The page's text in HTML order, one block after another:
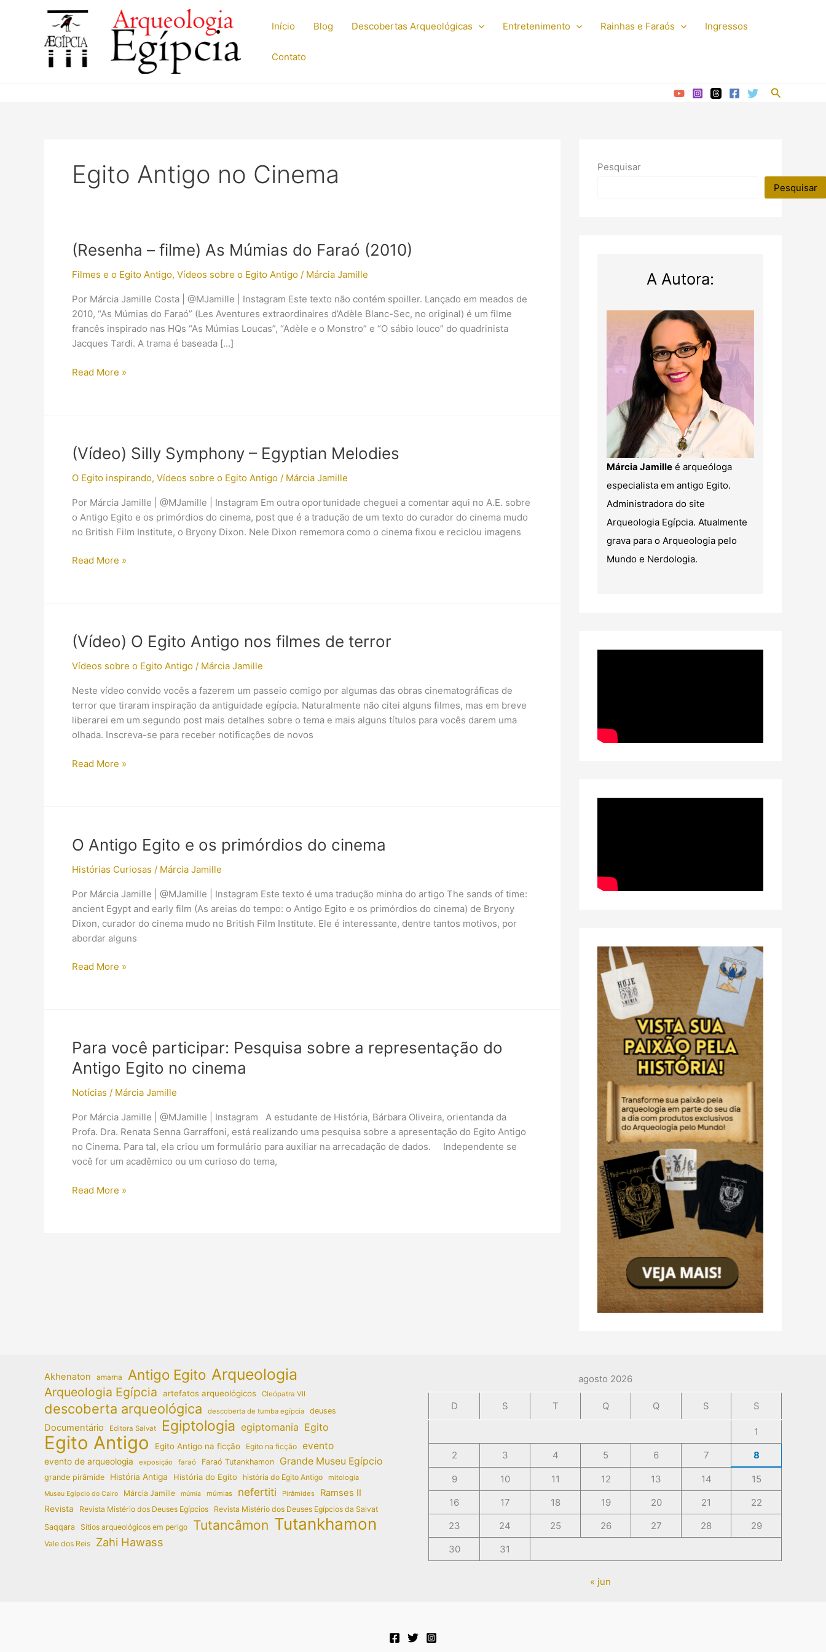
Início Blog Descobertas Arqueológicas Entretenimento Rainhas e Faraós Ingressos
Contato
Pesquisar
Egito Antigo no Cinema
(Resenha – filme) As Múmias do Faraó (2010)
Filmes e o Egito Antigo, Vídeos sobre o Egito Antigo / Márcia Jamille
Por Márcia Jamille Costa | @MJamille | Instagram Este texto não contém spoiller. Lançado em meados de
2010, “As Múmias do Faraó” (Les Aventures extraordinaires d’Adèle Blanc-Sec, no original) é um filme
francês inspirado nas HQs “As Múmias Loucas”, “Adèle e o Monstro” e “O sábio louco” do quadrinista
Jacques Tardi. A trama é baseada […]
(Resenha
do
Faraó
(2010)
Read More »
(Vídeo) Silly Symphony – Egyptian Melodies
O Egito inspirando, Vídeos sobre o Egito Antigo / Márcia Jamille
Por Márcia Jamille | @MJamille | Instagram Em outra oportunidade cheguei a comentar aqui no A.E. sobre
o Antigo Egito e os primórdios do cinema, post que é a tradução de um texto do curador do cinema mudo
no British Film Institute, o Bryony Dixon. Nele Dixon rememora como o cinema fixou e reciclou imagens
(Vídeo)
Melodies
Read More »
(Vídeo) O Egito Antigo nos filmes de terror
Vídeos sobre o Egito Antigo / Márcia Jamille
Neste vídeo convido vocês a fazerem um passeio comigo por algumas das obras cinematográficas de
terror que tiraram inspiração da antiguidade egípcia. Naturalmente não citei alguns filmes, mas em breve
liberarei em um segundo post mais detalhes sobre o tema e mais alguns títulos para vocês darem uma
olhada. Inscreva-se para receber notificações de novos
(Vídeo)
filmes
de
terror
Read More »
O Antigo Egito e os primórdios do cinema
Histórias Curiosas / Márcia Jamille
Por Márcia Jamille | @MJamille | Instagram Este texto é uma tradução minha do artigo The sands of time:
ancient Egypt and early film (As areias do tempo: o Antigo Egito e os primórdios do cinema) de Bryony
Dixon, curador do cinema mudo no British Film Institute. Ele é interessante, dentre tantos motivos, por
abordar alguns
O
primórdios
do
cinema
Read More »
Para você participar: Pesquisa sobre a representação do
Antigo Egito no cinema
Notícias / Márcia Jamille
Por Márcia Jamille | @MJamille | Instagram A estudante de História, Bárbara Oliveira, orientanda da
Profa. Dra. Renata Senna Garraffoni, está realizando uma pesquisa sobre a apresentação do Egito Antigo
no Cinema. Para tal, ela criou um formulário para auxiliar na arrecadação de dados. Independente se
você for um acadêmico ou um curioso do tema,
Para
Read More »
Pesquisar
Pesquisar
A Autora:
Márcia Jamille é arqueóloga
especialista em antigo Egito.
Administradora do site
Arqueologia Egípcia. Atualmente
grava para o Arqueologia pelo
Mundo e Nerdologia.
Akhenaton amarna Antigo Egito Arqueologia
Arqueologia Egípcia artefatos arqueológicos Cleópatra VII
descoberta arqueológica descoberta de tumba egípcia deuses
Documentário Editora Salvat Egiptologia egiptomania Egito
Egito Antigo Egito Antigo na ficção Egito na ficção evento
evento de arqueologia exposição faraó Faraó Tutankhamon Grande Museu Egípcio
grande pirâmide História Antiga História do Egito história do Egito Antigo mitologia
Museu Egípcio do Cairo Márcia Jamille múmia múmias nefertiti Pirâmides Ramses II
Revista Revista Mistério dos Deuses Egípcios
Revista Mistério dos Deuses Egípcios da Salvat
Saqqara Sítios arqueológicos em perigo Tutancâmon Tutankhamon
Vale dos Reis Zahi Hawass
agosto 2026
D S T Q Q S S
1
2
3 4 5 6 7 8
9 10 11 12 13 14
15
16
17 18 19 20 21
22
23
24 25 26 27 28
29
30
31
« jun